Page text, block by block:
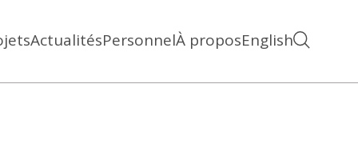
ActualitésPersonnelÀ proposEnglish